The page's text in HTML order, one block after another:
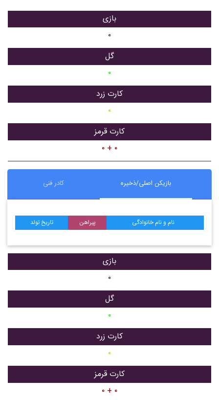
بازی
۰
گل
۰
کارت زرد
۰
کارت قرمز
۰ + ۰
بازیکن اصلی/ذخیره کادر فنی
نام و نام خانوادگی پیراهن تاریخ تولد
بازی
۰
گل
۰
کارت زرد
۰
کارت قرمز
۰ + ۰